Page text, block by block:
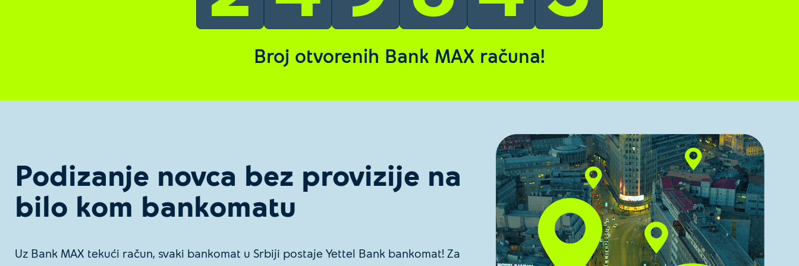
osvajanje novčanih nagrada, prodavce lutrije, fizičke kladionice i objekte za klađenje na trke, transakcije za kupovinu kazino žetona
Broj otvorenih Bank MAX računa!
Podizanje novca bez provizije na
bilo kom bankomatu
Uz Bank MAX tekući račun, svaki bankomat u Srbiji postaje Yettel Bank bankomat! Za